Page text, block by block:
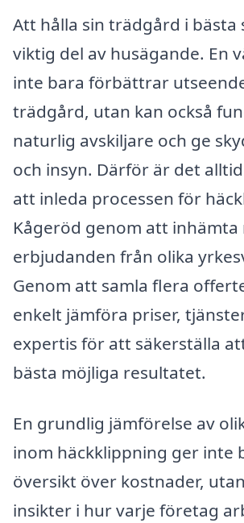
Att hålla sin trädgård i bästa
viktig del av husägande. En
inte bara förbättrar
trädgård, utan kan också
naturlig avskiljare och ge
och insyn. Därför är det
att inleda processen för
Kågeröd genom att
erbjudanden från olika
Genom att samla flera
enkelt jämföra priser,
expertis för att säkerställa
bästa möjliga resultatet.
En grundlig jämförelse av
inom häckklippning ger inte
översikt över kostnader,
insikter i hur varje företag